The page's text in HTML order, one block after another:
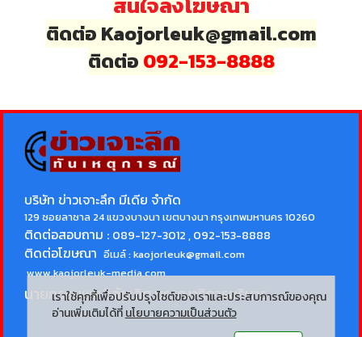
ติดต่อ Kaojorleuk@gmail.com
ติดต่อ 092-153-8888
บริษัท ข่าวเจาะลึก มีเดีย จำกัด
129 ซอยลาซาล 24 แขวงบางนา เขตบางนา กรุงเทพมหานคร 10260
ติดต่อสอบถาม : 089-127-3012 , 092-153-8888
ติดต่อโฆษณา อีเมล์ :kaojorleuk@gmail.com
www.kaojorleuk-media.com
นายกรธนพล วิลัยเลิศบรรณาธิการบริหาร
เราใช้คุกกี้เพื่อปรับปรุงไซต์ของเราและประสบการณ์ของคุณ
อ่านเพิ่มเติมได้ที่ นโยบายความเป็นส่วนตัว